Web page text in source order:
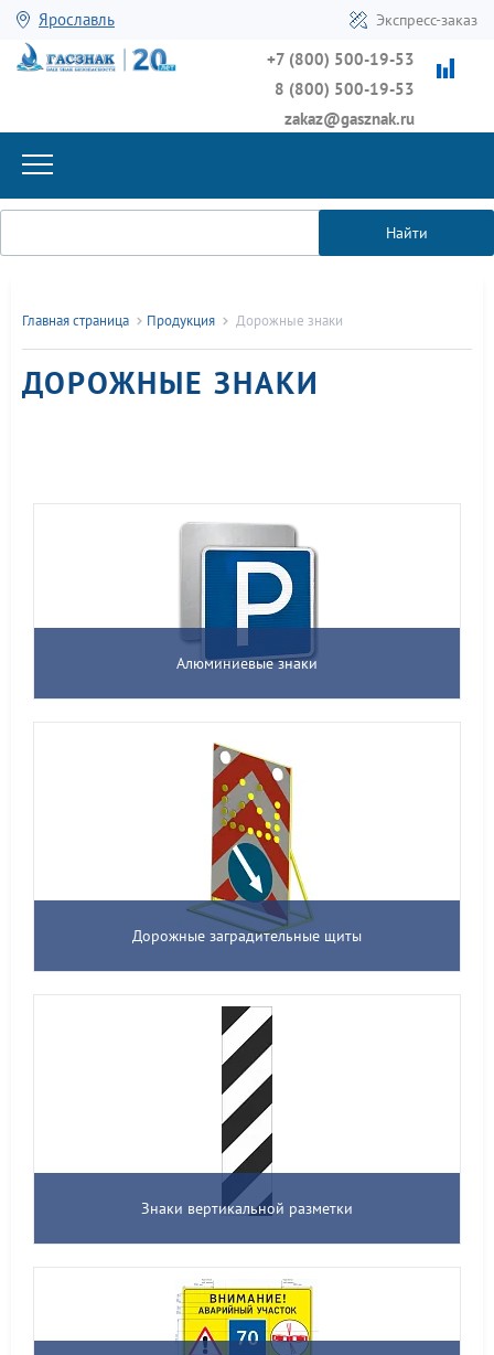
Ярославль Экспресс-заказ
+7 (800) 500-19-53
8 (800) 500-19-53
zakaz@gasznak.ru
Найти
Главная страница Продукция Дорожные знаки
ДОРОЖНЫЕ ЗНАКИ
Алюминиевые знаки
Дорожные заградительные щиты
Знаки вертикальной разметки